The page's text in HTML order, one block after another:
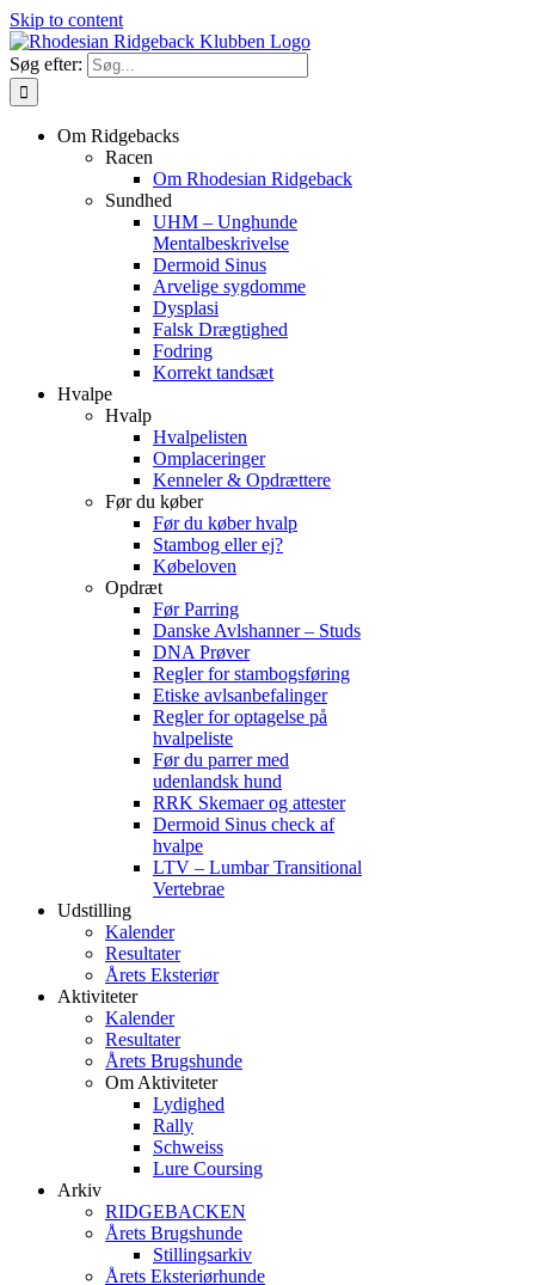
Skip to content
Søg efter:
Om Ridgebacks
Racen
Om Rhodesian Ridgeback
Sundhed
UHM – Unghunde
Mentalbeskrivelse
Dermoid Sinus
Arvelige sygdomme
Dysplasi
Falsk Drægtighed
Fodring
Korrekt tandsæt
Hvalpe
Hvalp
Hvalpelisten
Omplaceringer
Kenneler & Opdrættere
Før du køber
Før du køber hvalp
Stambog eller ej?
Købeloven
Opdræt
Før Parring
Danske Avlshanner – Studs
DNA Prøver
Regler for stambogsføring
Etiske avlsanbefalinger
Regler for optagelse på
hvalpeliste
Før du parrer med
udenlandsk hund
RRK Skemaer og attester
Dermoid Sinus check af
hvalpe
LTV – Lumbar Transitional
Vertebrae
Udstilling
Kalender
Resultater
Årets Eksteriør
Aktiviteter
Kalender
Resultater
Årets Brugshunde
Om Aktiviteter
Lydighed
Rally
Schweiss
Lure Coursing
Arkiv
RIDGEBACKEN
Årets Brugshunde
Stillingsarkiv
Årets Eksteriørhunde